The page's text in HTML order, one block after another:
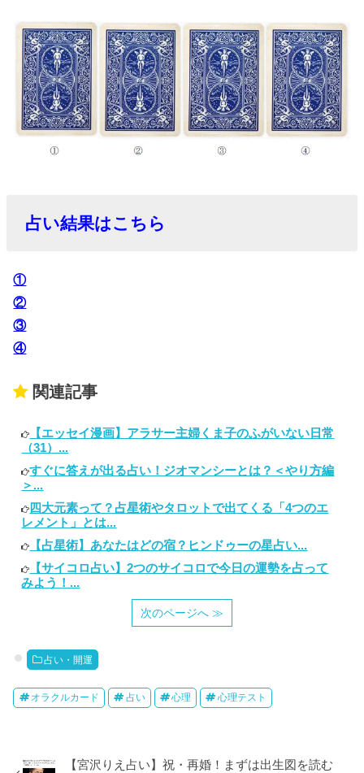
占い結果はこちら
①
②
③
④
関連記事
【エッセイ漫画】アラサー主婦くま子のふがいない日常
（31）...
すぐに答えが出る占い！ジオマンシーとは？＜やり方編
＞...
四大元素って？占星術やタロットで出てくる「4つのエ
レメント」とは...
【占星術】あなたはどの宿？ヒンドゥーの星占い...
【サイコロ占い】2つのサイコロで今日の運勢を占って
みよう！...
次のページへ ≫
占い・開運
オラクルカード 占い 心理 心理テスト
【宮沢りえ占い】祝・再婚！まずは出生図を読む